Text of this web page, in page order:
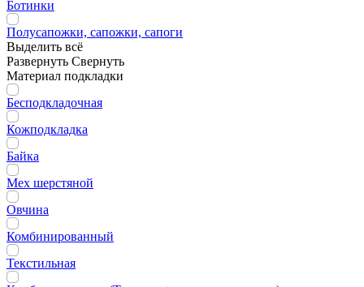
Ботинки
Полусапожки, сапожки, сапоги
Выделить всё
Развернуть Свернуть
Материал подкладки
Бесподкладочная
Кожподкладка
Байка
Мех шерстяной
Овчина
Комбинированный
Текстильная